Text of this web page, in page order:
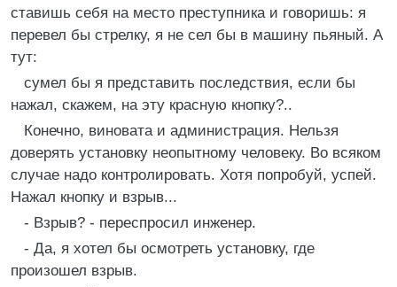
ставишь себя на место преступника и говоришь: я
перевел бы стрелку, я не сел бы в машину пьяный. А
тут:
сумел бы я представить последствия, если бы
нажал, скажем, на эту красную кнопку?..
Конечно, виновата и администрация. Нельзя
доверять установку неопытному человеку. Во всяком
случае надо контролировать. Хотя попробуй, успей.
Нажал кнопку и взрыв...
- Взрыв? - переспросил инженер.
- Да, я хотел бы осмотреть установку, где
произошел взрыв.